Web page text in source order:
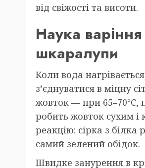
від свіжості та висоти.
Наука
шкаралупи
Коли вода
з’єднуватися в міцну
жовток — при 65–70°C,
робить жовток сухим і
реакцію: сірка з білка
самий зелений обідок.
Швидке занурення в